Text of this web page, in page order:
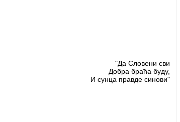
"Да Словени сви
Добра браћа буду,
И сунца правде синови"